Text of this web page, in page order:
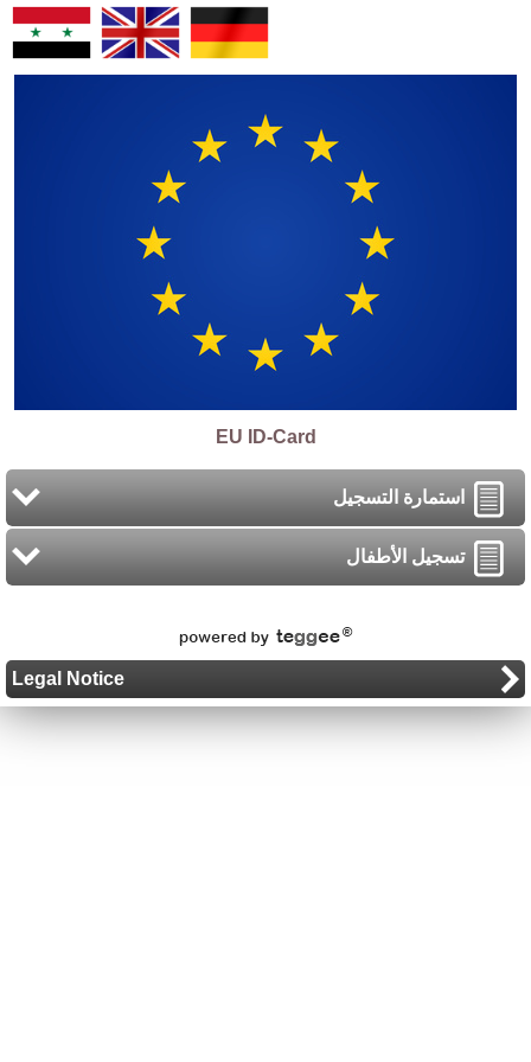
EU ID-Card
استمارة التسجيل
تسجيل الأطفال
Legal Notice